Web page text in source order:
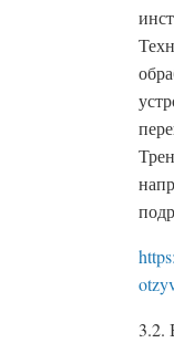
3.2.